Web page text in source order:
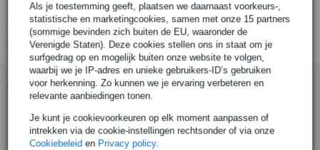
Als je toestemming geeft, plaatsen we daarnaast voorkeurs-,
statistische en marketingcookies, samen met onze 15 partners
(sommige bevinden zich buiten de EU, waaronder de
Verenigde Staten). Deze cookies stellen ons in staat om je
surfgedrag op en mogelijk buiten onze website te volgen,
waarbij we je IP-adres en unieke gebruikers-ID’s gebruiken
voor herkenning. Zo kunnen we je ervaring verbeteren en
relevante aanbiedingen tonen.
Je kunt je cookievoorkeuren op elk moment aanpassen of
intrekken via de cookie-instellingen rechtsonder of via onze
Cookiebeleid en Privacy policy.
Productinformatie
Bekijk alle productspecificaties
Accessoires (37)